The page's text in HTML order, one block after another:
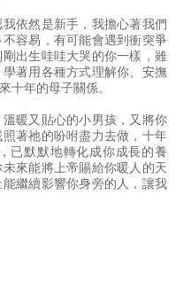
依然是新手，我擔心著我們
容易，有可能會遇到衝突爭
出生哇哇大哭的你一樣，雖
著用各種方式理解你、安撫
十年的母子關係。
暖又貼心的小男孩，又將你
著祂的吩咐盡力去做，十年
已默默地轉化成你成長的養
來能將上帝賜給你暖人的天
繼續影響你身旁的人，讓我